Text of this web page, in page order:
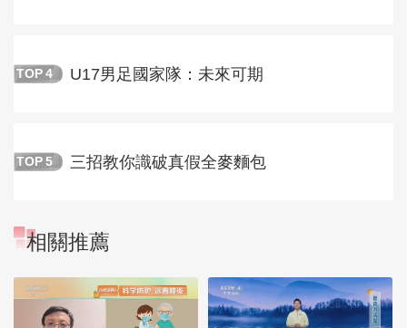
TOP 4 U17男足國家隊：未來可期
TOP 5 三招教你識破真假全麥麵包
相關推薦